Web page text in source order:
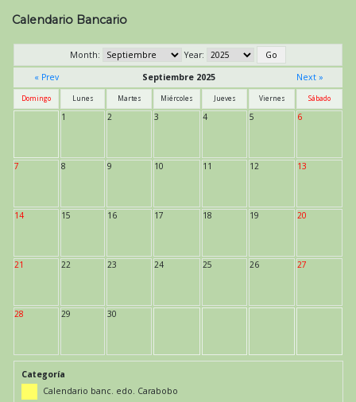
Calendario Bancario
Month:
Year:
« Prev
Septiembre 2025 Next »
Domingo Lunes Martes Miércoles Jueves Viernes Sábado
1 2 3 4 5 6
7 8 9 10 11 12 13
14 15 16 17 18 19 20
21 22 23 24 25 26 27
28 29 30
Categoría
Calendario banc. edo. Carabobo